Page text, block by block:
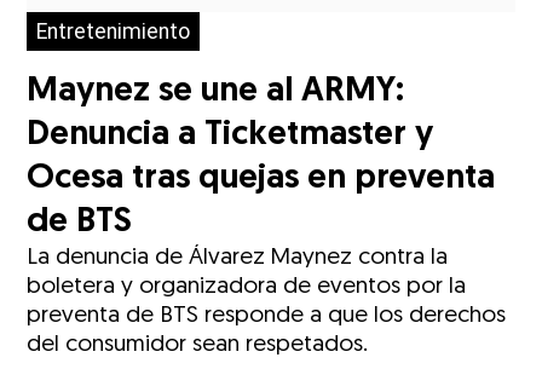
Entretenimiento
Maynez se une al ARMY:
Denuncia a Ticketmaster y
Ocesa tras quejas en preventa
de BTS
La denuncia de Álvarez Maynez contra la
boletera y organizadora de eventos por la
preventa de BTS responde a que los derechos
del consumidor sean respetados.